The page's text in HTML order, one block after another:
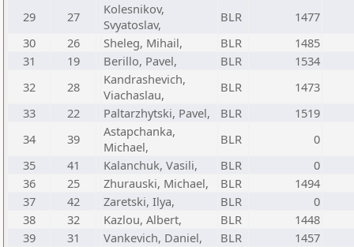
29
27
Kolesnikov,
Svyatoslav,
BLR
1477
30
26 Sheleg, Mihail, BLR
1485
31
19 Berillo, Pavel, BLR
1534
32
28
Kandrashevich,
Viachaslau,
BLR
1473
33
22 Paltarzhytski, Pavel, BLR
1519
34
39
Astapchanka,
Michael,
BLR
0
35
41 Kalanchuk, Vasili, BLR
0
36
25 Zhurauski, Michael, BLR
1494
37
42 Zaretski, Ilya, BLR
0
38
32 Kazlou, Albert, BLR
1448
39
31 Vankevich, Daniel, BLR
1457